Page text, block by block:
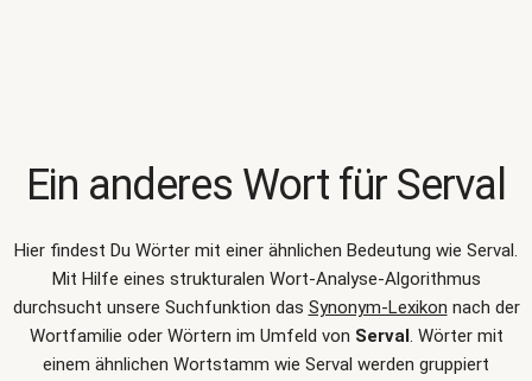
Ein anderes Wort für Serval
Hier findest Du Wörter mit einer ähnlichen Bedeutung wie Serval.
Mit Hilfe eines strukturalen Wort-Analyse-Algorithmus
durchsucht unsere Suchfunktion das Synonym-Lexikon nach der
Wortfamilie oder Wörtern im Umfeld von Serval. Wörter mit
einem ähnlichen Wortstamm wie Serval werden gruppiert